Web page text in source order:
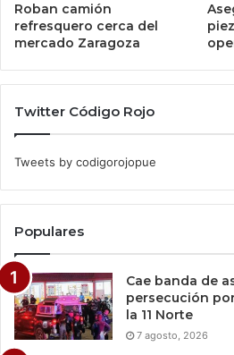
Roban camión
refresquero cerca del
mercado Zaragoza
Twitter Código Rojo
Tweets by codigorojopue
Populares
Cae banda de
persecución
la 11 Norte
7 agosto, 2026